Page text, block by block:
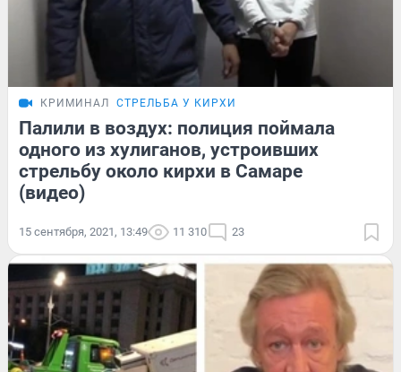
КРИМИНАЛ СТРЕЛЬБА У КИРХИ
Палили в воздух: полиция поймала
одного из хулиганов, устроивших
стрельбу около кирхи в Самаре
(видео)
15 сентября, 2021, 13:49 11 310 23